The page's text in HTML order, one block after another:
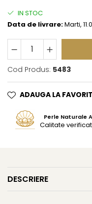
IN STOC
Data de livrare:Marti,
Cod Produs: 5483
ADAUGA LA
Perle Naturale
Calitate
DESCRIERE